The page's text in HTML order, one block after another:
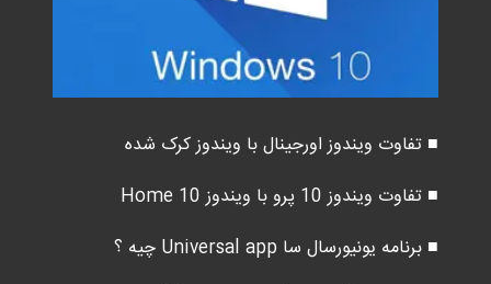
■ تفاوت ویندوز اورجینال با ویندوز کرک شده
■ تفاوت ویندوز 10 پرو با ویندوز 10 Home
■ برنامه یونیورسال سا Universal app چیه ؟